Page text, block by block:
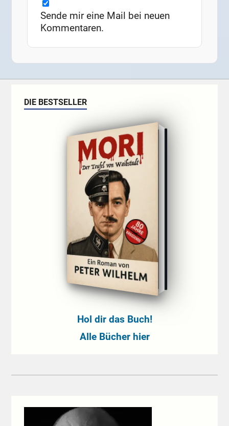
Sende mir eine Mail bei neuen
Kommentaren.
DIE BESTSELLER
Hol dir das Buch!
Alle Bücher hier